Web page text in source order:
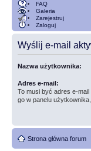
FAQ
Galeria
Zarejestruj
Zaloguj
Wyślij e-mail
Nazwa użytkownika:
Adres e-mail:
To musi być adres e-mail
go w panelu
Strona główna forum